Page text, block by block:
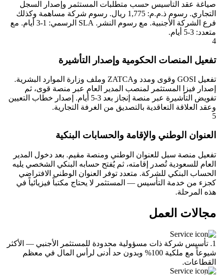
صياغة عقد التأسيس حسب متطلبات المستثمر وإصدار السجل
التجاري. رسوم ذ.م.م: 1,775 ريال. رسوم شركة مساهمة وكذلك
فرع الشركة الأجنبية. مع رسوم النشر. SLA الرسمي: 1-3 أيام. مع
متعدد: 3-5 أيام.
4
تفعيل المنصات الحكومية وإصدار التأشيرة
تفعيل GOSI وقوى ومدد وZATCA وملف وزارة الموارد البشرية.
إصدار فيزا المستثمر لمنصب المدير العام عبر منصة قوى، ثم
تفويض التأشيرة عبر منصة إنجاز بعد 3-5 أيام. إصدار خطاب التعيين
وعقد العلاقة التعاقدية بالتصديق من الغرفة التجارية.
5
العنوان الوطني والإقامة والحسابات البنكية
تفعيل منصة سبل للعنوان الوطني ومنصة مقيم. بعد دخول المدير
العام للسعودية تُصدر إقامته، ثم يُفتح حسابه البنكي الشخصي يليه
الحساب البنكي للشركة. متعدد توفر العنوان الوطني الافتراضي
كجزء من خدمة التأسيس — المستثمر لا يحتاج مكتباً فيزيائياً في
هذه المرحلة.
مجالات العمل
1. تأسيس شركة ذات مسؤولية محدودة للمستثمر الأجنبي — الأكثر
شيوعاً مع ملكية 100% وبدون حد أدنى لرأس المال في معظم
القطاعات.